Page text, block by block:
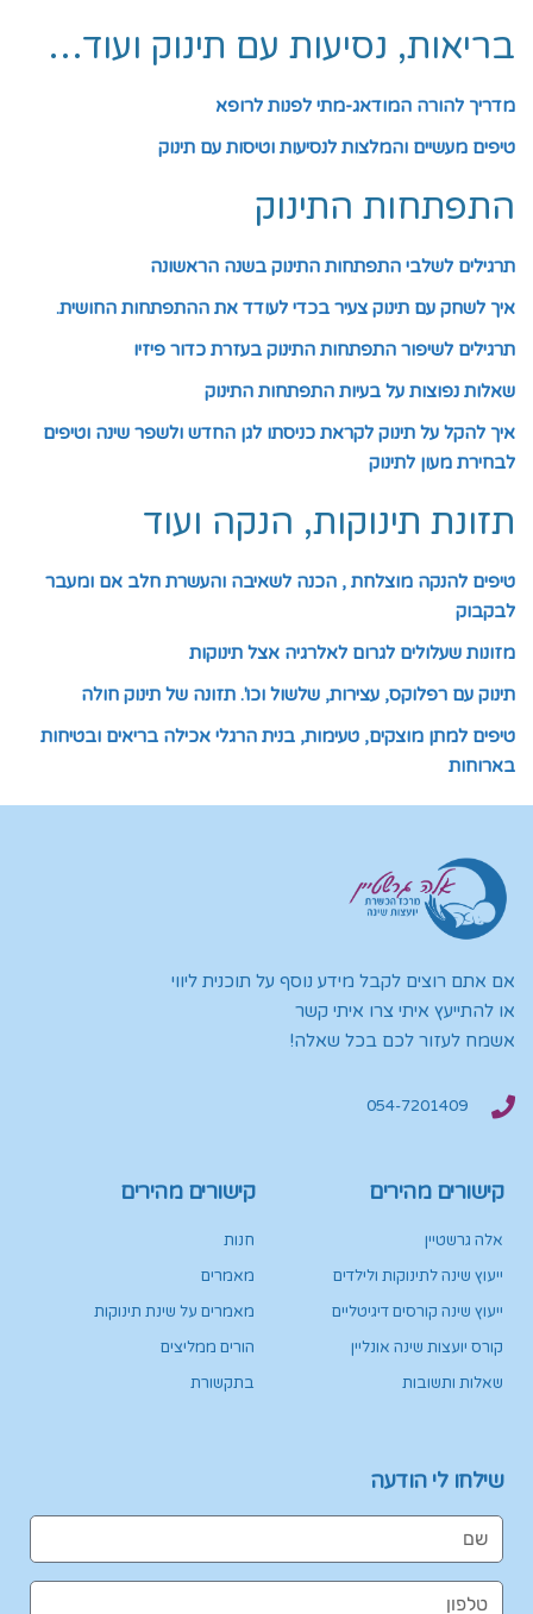
בריאות, נסיעות עם תינוק ועוד…
מדריך להורה המודאג-מתי לפנות לרופא
טיפים מעשיים והמלצות לנסיעות וטיסות עם תינוק
התפתחות התינוק
תרגילים לשלבי התפתחות התינוק בשנה הראשונה
איך לשחק עם תינוק צעיר בכדי לעודד את ההתפתחות החושית.
תרגילים לשיפור התפתחות התינוק בעזרת כדור פיזיו
שאלות נפוצות על בעיות התפתחות התינוק
איך להקל על תינוק לקראת כניסתו לגן החדש ולשפר שינה וטיפים
לבחירת מעון לתינוק
תזונת תינוקות, הנקה ועוד
טיפים להנקה מוצלחת , הכנה לשאיבה והעשרת חלב אם ומעבר
לבקבוק
מזונות שעלולים לגרום לאלרגיה אצל תינוקות
תינוק עם רפלוקס, עצירות, שלשול וכו'. תזונה של תינוק חולה
טיפים למתן מוצקים, טעימות, בנית הרגלי אכילה בריאים ובטיחות
בארוחות
אם אתם רוצים לקבל מידע נוסף על תוכנית ליווי
או להתייעץ איתי צרו איתי קשר
אשמח לעזור לכם בכל שאלה!
054-7201409
קישורים מהירים
אלה גרשטיין
ייעוץ שינה לתינוקות ולילדים
ייעוץ שינה קורסים דיגיטליים
קורס יועצות שינה אונליין
שאלות ותשובות
קישורים מהירים
חנות
מאמרים
מאמרים על שינת תינוקות
הורים ממליצים
בתקשורת
שילחו לי הודעה